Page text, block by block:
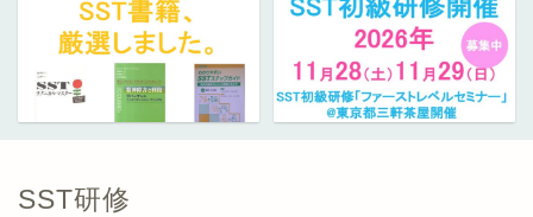
SST研修